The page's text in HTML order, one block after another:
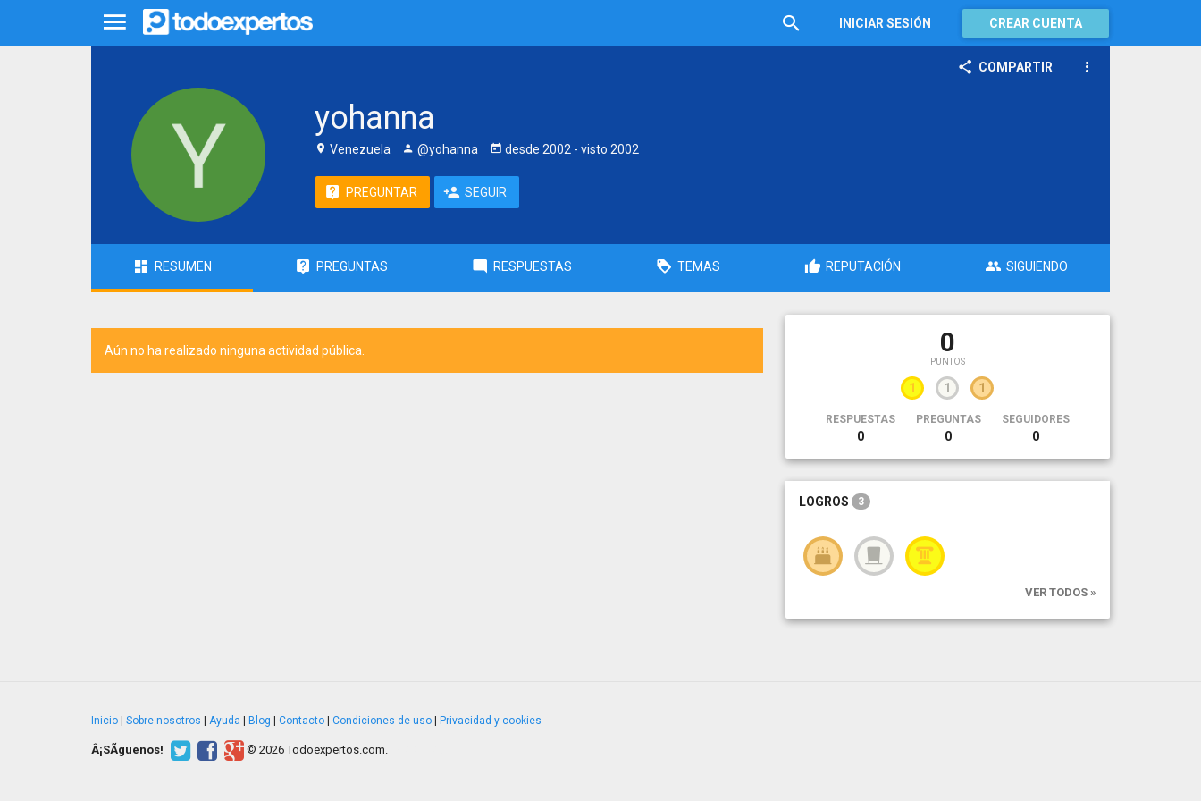
INICIAR SESIÓN CREAR CUENTA
COMPARTIR
yohanna
Venezuela @yohanna desde 2002 - visto 2002
PREGUNTAR SEGUIR
RESUMEN PREGUNTAS RESPUESTAS TEMAS REPUTACIÓN SIGUIENDO
Aún no ha realizado ninguna actividad pública. 0
PUNTOS
1 1 1
RESPUESTAS
0
PREGUNTAS
0
SEGUIDORES
0
LOGROS 3
VER TODOS »
Inicio Sobre nosotros Ayuda Blog Contacto Condiciones de uso Privacidad y cookies
Â¡SÃ­guenos! © 2026 Todoexpertos.com.